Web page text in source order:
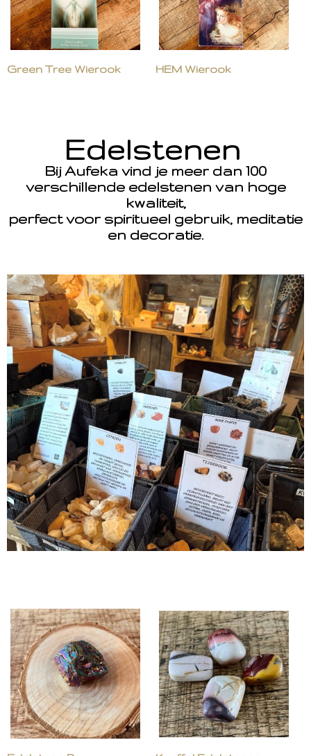
Green Tree Wierook HEM Wierook
Edelstenen
Bij Aufeka vind je meer dan 100
verschillende edelstenen van hoge
kwaliteit,
perfect voor spiritueel gebruik, meditatie
en decoratie.